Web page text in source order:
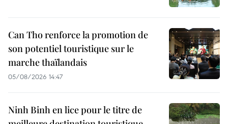
Can Tho renforce la promotion de
son potentiel touristique sur le
marche thaïlandais
05/08/2026 14:47
Ninh Binh en lice pour le titre de